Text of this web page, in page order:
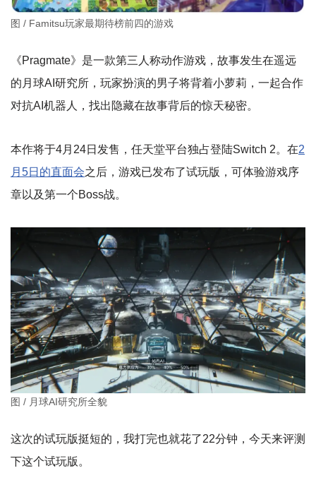
图 / Famitsu玩家最期待榜前四的游戏
《Pragmate》是一款第三人称动作游戏，故事发生在遥远
的月球AI研究所，玩家扮演的男子将背着小萝莉，一起合作
对抗AI机器人，找出隐藏在故事背后的惊天秘密。
本作将于4月24日发售，任天堂平台独占登陆Switch 2。在2
月5日的直面会之后，游戏已发布了试玩版，可体验游戏序
章以及第一个Boss战。
图 / 月球AI研究所全貌
这次的试玩版挺短的，我打完也就花了22分钟，今天来评测
下这个试玩版。